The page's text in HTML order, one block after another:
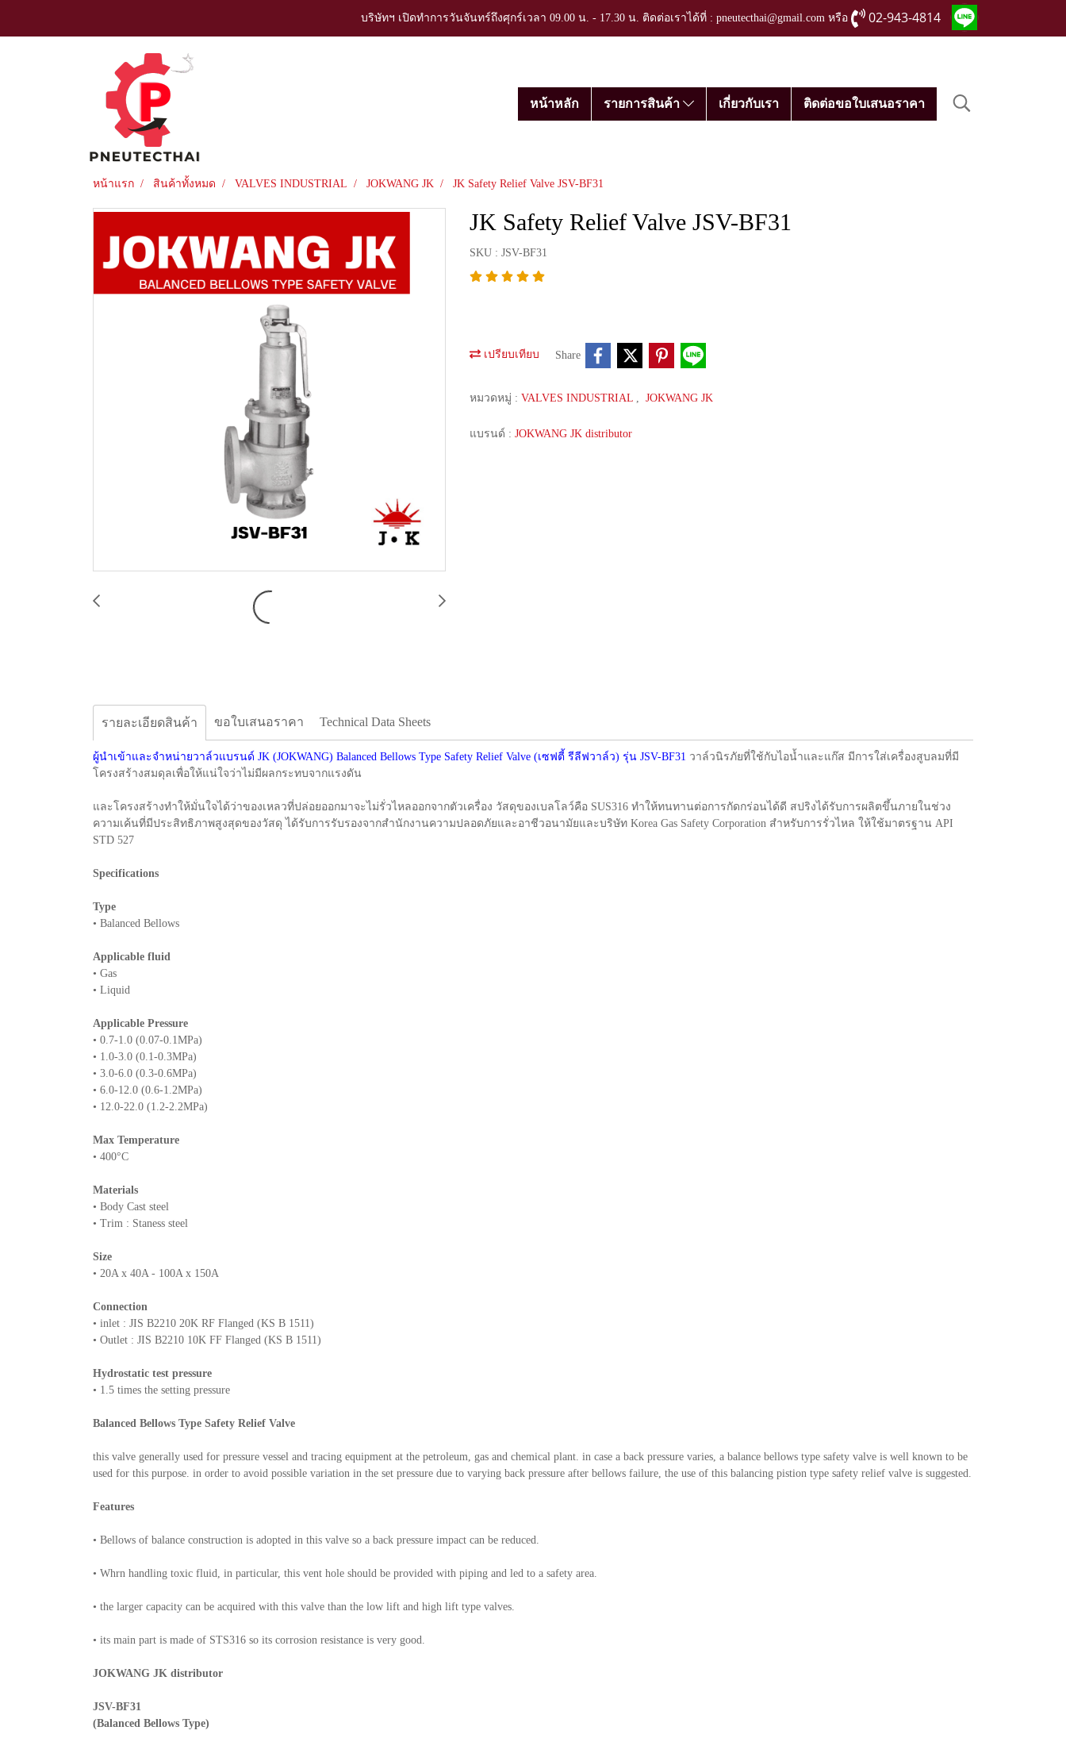
บริษัทฯ เปิดทำการวันจันทร์ถึงศุกร์เวลา 09.00 น. - 17.30 น. ติดต่อเราได้ที่ : pneutecthai@gmail.com หรือ 02-943-4814
หน้าหลัก รายการสินค้า เกี่ยวกับเรา ติดต่อขอใบเสนอราคา
หน้าแรก สินค้าทั้งหมด VALVES INDUSTRIAL JOKWANG JK JK Safety Relief Valve JSV-BF31
JK Safety Relief Valve JSV-BF31
SKU : JSV-BF31
เปรียบเทียบ Share
หมวดหมู่ : VALVES INDUSTRIAL , JOKWANG JK
แบรนด์ : JOKWANG JK distributor
รายละเอียดสินค้า ขอใบเสนอราคา Technical Data Sheets
ผู้นำเข้าและจำหน่ายวาล์วแบรนด์ JK (JOKWANG) Balanced Bellows Type Safety Relief Valve (เซฟตี้ รีลีฟวาล์ว) รุ่น JSV-BF31 วาล์วนิรภัยที่ใช้กับไอน้ำและแก๊ส มีการใส่เครื่องสูบลมที่มี
โครงสร้างสมดุลเพื่อให้แน่ใจว่าไม่มีผลกระทบจากแรงดัน
และโครงสร้างทำให้มั่นใจได้ว่าของเหลวที่ปล่อยออกมาจะไม่รั่วไหลออกจากตัวเครื่อง วัสดุของเบลโลว์คือ SUS316 ทำให้ทนทานต่อการกัดกร่อนได้ดี สปริงได้รับการผลิตขึ้นภายในช่วง
ความเค้นที่มีประสิทธิภาพสูงสุดของวัสดุ ได้รับการรับรองจากสำนักงานความปลอดภัยและอาชีวอนามัยและบริษัท Korea Gas Safety Corporation สำหรับการรั่วไหล ให้ใช้มาตรฐาน API
STD 527
Specifications
Type
• Balanced Bellows
Applicable fluid
• Gas
• Liquid
Applicable Pressure
• 0.7-1.0 (0.07-0.1MPa)
• 1.0-3.0 (0.1-0.3MPa)
• 3.0-6.0 (0.3-0.6MPa)
• 6.0-12.0 (0.6-1.2MPa)
• 12.0-22.0 (1.2-2.2MPa)
Max Temperature
• 400°C
Materials
• Body Cast steel
• Trim : Staness steel
Size
• 20A x 40A - 100A x 150A
Connection
• inlet : JIS B2210 20K RF Flanged (KS B 1511)
• Outlet : JIS B2210 10K FF Flanged (KS B 1511)
Hydrostatic test pressure
• 1.5 times the setting pressure
Balanced Bellows Type Safety Relief Valve
this valve generally used for pressure vessel and tracing equipment at the petroleum, gas and chemical plant. in case a back pressure varies, a balance bellows type safety valve is well known to be
used for this purpose. in order to avoid possible variation in the set pressure due to varying back pressure after bellows failure, the use of this balancing pistion type safety relief valve is suggested.
Features
• Bellows of balance construction is adopted in this valve so a back pressure impact can be reduced.
• Whrn handling toxic fluid, in particular, this vent hole should be provided with piping and led to a safety area.
• the larger capacity can be acquired with this valve than the low lift and high lift type valves.
• its main part is made of STS316 so its corrosion resistance is very good.
JOKWANG JK distributor
JSV-BF31
(Balanced Bellows Type)